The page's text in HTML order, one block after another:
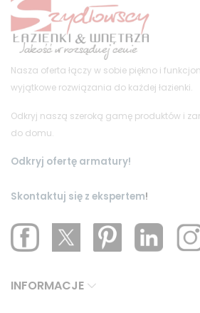
Nasza oferta łączy w sobie piękno i
wyjątkowe rozwiązania do każdej łazienki.
Odkryj naszą szeroką gamę produktów i
do domu.
Odkryj ofertę armatury!
Skontaktuj się z ekspertem!
INFORMACJE